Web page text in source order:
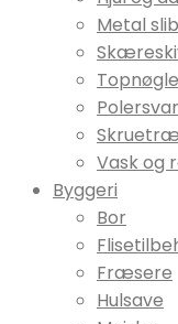
Metal
Vask og
Byggeri
Bor
Fræsere
Hulsave